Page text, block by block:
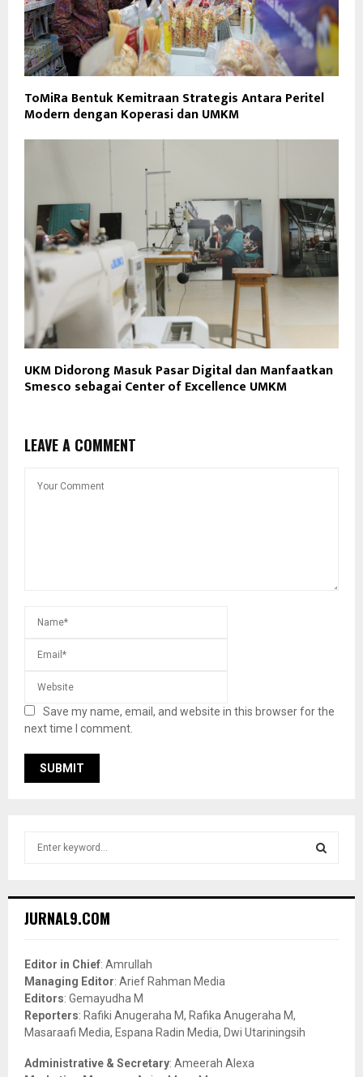
ToMiRa Bentuk Kemitraan Strategis Antara Peritel
Modern dengan Koperasi dan UMKM
UKM Didorong Masuk Pasar Digital dan Manfaatkan
Smesco sebagai Center of Excellence UMKM
LEAVE A COMMENT
Save my name, email, and website in this browser for the
next time I comment.
h
o
r
:
JURNAL9.COM
Editor in Chief: Amrullah
Managing Editor: Arief Rahman Media
Editors: Gemayudha M
Reporters: Rafiki Anugeraha M, Rafika Anugeraha M,
Masaraafi Media, Espana Radin Media, Dwi Utariningsih
Administrative & Secretary: Ameerah Alexa